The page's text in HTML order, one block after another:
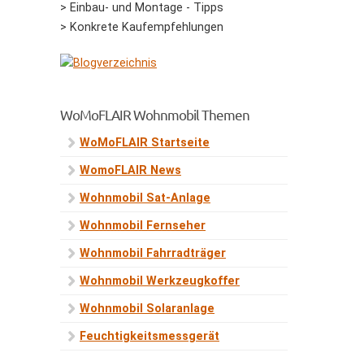
> Einbau- und Montage - Tipps
> Konkrete Kaufempfehlungen
WoMoFLAIR Wohnmobil Themen
WoMoFLAIR Startseite
WomoFLAIR News
Wohnmobil Sat-Anlage
Wohnmobil Fernseher
Wohnmobil Fahrradträger
Wohnmobil Werkzeugkoffer
Wohnmobil Solaranlage
Feuchtigkeitsmessgerät